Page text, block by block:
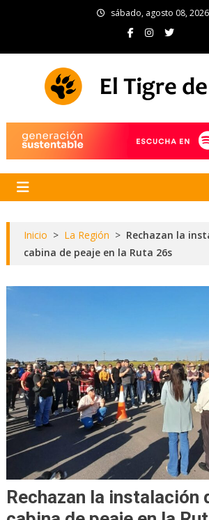
sábado, agosto 08, 2026
Inicio > La Región > Rechazan la
cabina de peaje en la Ruta 26s
Rechazan la instalación